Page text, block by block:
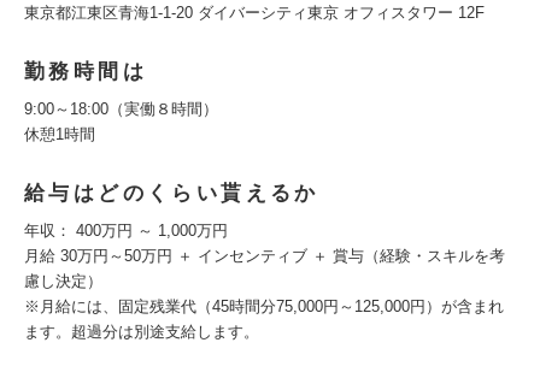
東京都江東区青海1-1-20 ダイバーシティ東京 オフィスタワー 12F
勤務時間は
9:00～18:00（実働８時間）
休憩1時間
給与はどのくらい貰えるか
年収： 400万円 ～ 1,000万円
月給 30万円～50万円 ＋ インセンティブ ＋ 賞与（経験・スキルを考
慮し決定）
※月給には、固定残業代（45時間分75,000円～125,000円）が含まれ
ます。超過分は別途支給します。